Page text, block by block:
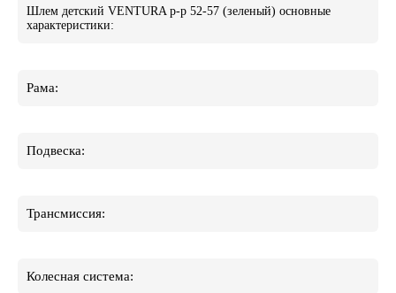
Шлем детский VENTURA р-р 52-57 (зеленый) основные
характеристики:
Рама:
Подвеска:
Трансмиссия:
Колесная система: